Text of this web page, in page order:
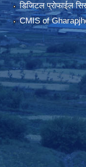
डिजिटल प्रोफाईल
CMIS of